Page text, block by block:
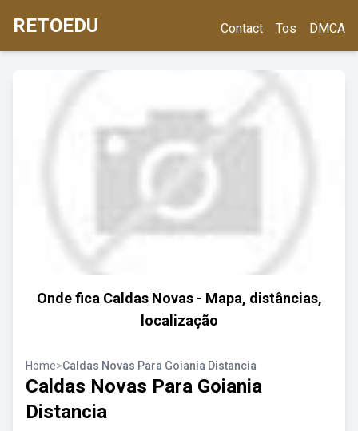
RETOEDU Contact Tos DMCA
Onde fica Caldas Novas - Mapa, distâncias,
localização
Home>Caldas Novas Para Goiania Distancia
Caldas Novas Para Goiania
Distancia